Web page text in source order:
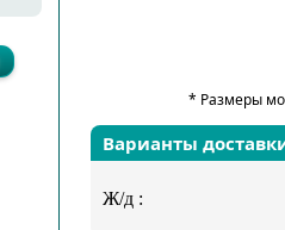
* Размеры
Варианты
Ж/д :